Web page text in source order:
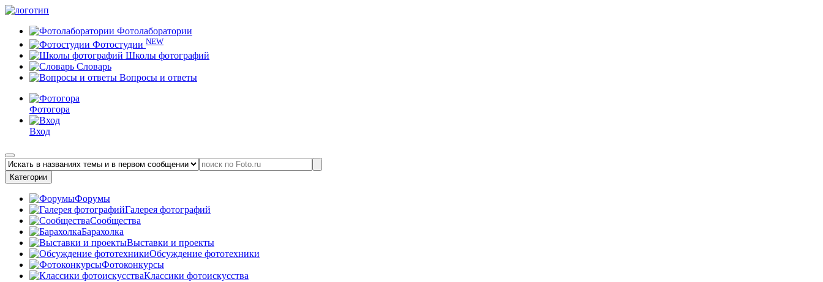
Фотолаборатории
Фотостудии NEW
Школы фотографий
Словарь
Вопросы и ответы
Фотогора
Вход
Категории
Форумы
Галерея фотографий
Сообщества
Барахолка
Выставки и проекты
Обсуждение фототехники
Фотоконкурсы
Классики фотоискусства